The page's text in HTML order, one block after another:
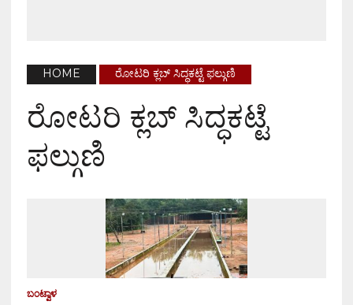
HOME ರೋಟರಿ ಕ್ಲಬ್ ಸಿದ್ಧಕಟ್ಟೆ ಫಲ್ಗುಣಿ
ರೋಟರಿ ಕ್ಲಬ್ ಸಿದ್ಧಕಟ್ಟೆ
ಫಲ್ಗುಣಿ
ಬಂಟ್ವಾಳ